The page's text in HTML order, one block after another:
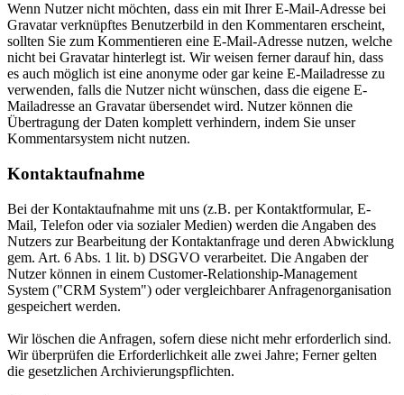
Wenn Nutzer nicht möchten, dass ein mit Ihrer E-Mail-Adresse bei
Gravatar verknüpftes Benutzerbild in den Kommentaren erscheint,
sollten Sie zum Kommentieren eine E-Mail-Adresse nutzen, welche
nicht bei Gravatar hinterlegt ist. Wir weisen ferner darauf hin, dass
es auch möglich ist eine anonyme oder gar keine E-Mailadresse zu
verwenden, falls die Nutzer nicht wünschen, dass die eigene E-
Mailadresse an Gravatar übersendet wird. Nutzer können die
Übertragung der Daten komplett verhindern, indem Sie unser
Kommentarsystem nicht nutzen.
Kontaktaufnahme
Bei der Kontaktaufnahme mit uns (z.B. per Kontaktformular, E-
Mail, Telefon oder via sozialer Medien) werden die Angaben des
Nutzers zur Bearbeitung der Kontaktanfrage und deren Abwicklung
gem. Art. 6 Abs. 1 lit. b) DSGVO verarbeitet. Die Angaben der
Nutzer können in einem Customer-Relationship-Management
System ("CRM System") oder vergleichbarer Anfragenorganisation
gespeichert werden.
Wir löschen die Anfragen, sofern diese nicht mehr erforderlich sind.
Wir überprüfen die Erforderlichkeit alle zwei Jahre; Ferner gelten
die gesetzlichen Archivierungspflichten.